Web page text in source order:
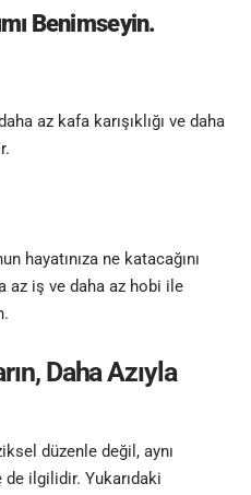
Benimseyin.
az kafa karışıklığı ve daha
hayatınıza ne katacağını
az iş ve daha az hobi ile
Daha Azıyla
düzenle değil, aynı
ilgilidir. Yukarıdaki